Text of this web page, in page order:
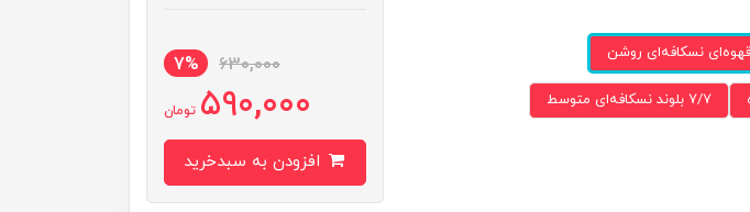
7/7 بلوند نسکافه‌ای متوسط
630,000
7%
590,000 تومان